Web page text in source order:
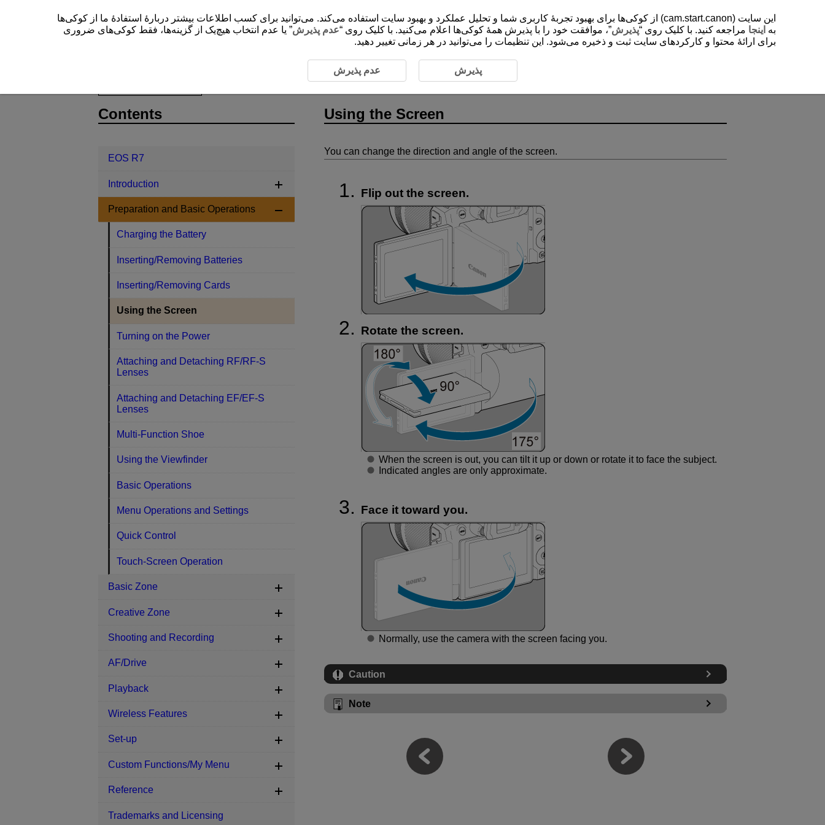
Using the Screen
Using the Screen
You can change the direction and angle of the screen.
Flip out the screen.
Rotate the screen.
When the screen is out, you can tilt it up or down or rotate it to face the subject.
Indicated angles are only approximate.
Face it toward you.
Normally, use the camera with the screen facing you.
Caution
Note
Contents
EOS R7
Introduction
Preparation and Basic Operations
Charging the Battery
Inserting/Removing Batteries
Inserting/Removing Cards
Using the Screen
Turning on the Power
Attaching and Detaching RF/RF-S
Lenses
Attaching and Detaching EF/EF-S
Lenses
Multi-Function Shoe
Using the Viewfinder
Basic Operations
Menu Operations and Settings
Quick Control
Touch-Screen Operation
Basic Zone
Creative Zone
Shooting and Recording
AF/Drive
Playback
Wireless Features
Set-up
Custom Functions/My Menu
Reference
Trademarks and Licensing
این سایت (cam.start.canon) از کوکی‌ها برای بهبود تجربۀ کاربری شما و تحلیل عملکرد و بهبود سایت استفاده می‌کند. می‌توانید برای کسب اطلاعات بیشتر دربارۀ استفادۀ ما از کوکی‌ها
به اینجا مراجعه کنید. با کلیک روی “پذیرش”، موافقت خود را با پذیرش همۀ کوکی‌ها اعلام می‌کنید. با کلیک روی “عدم پذیرش” یا عدم انتخاب هیچ‌یک از گزینه‌ها، فقط کوکی‌های ضروری
برای ارائۀ محتوا و کارکردهای سایت ثبت و ذخیره می‌شود. این تنظیمات را می‌توانید در هر زمانی تغییر دهید.
پذیرش عدم پذیرش